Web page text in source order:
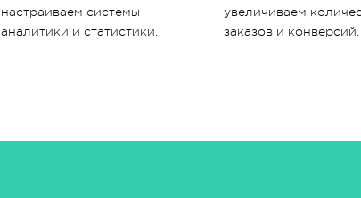
настраиваем системы
аналитики и статистики.
увеличиваем
заказов и конверсий.